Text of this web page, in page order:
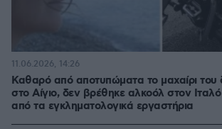
Καθαρό από αποτυπώματα το μαχαίρι του
στο Αίγιο, δεν βρέθηκε αλκοόλ στον
από τα εγκληματολογικά εργαστήρια
11.06.2026, 14:26